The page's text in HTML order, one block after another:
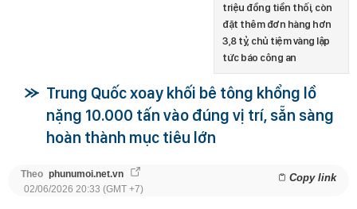
triệu đồng tiền thối, còn
đặt thêm đơn hàng hơn
3,8 tỷ, chủ tiệm vàng lập
tức báo công an
Trung Quốc xoay khối bê tông khổng lồ
nặng 10.000 tấn vào đúng vị trí, sẵn sàng
hoàn thành mục tiêu lớn
Theo phunumoi.net.vn Copy link
02/06/2026 20:33 (GMT +7)